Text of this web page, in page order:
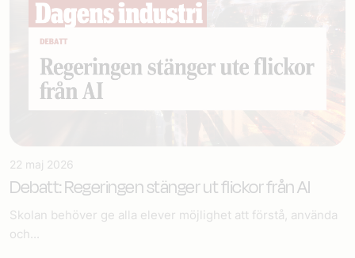
22 maj 2026
Debatt: Regeringen stänger ut flickor från AI
Skolan behöver ge alla elever möjlighet att förstå, använda
och...